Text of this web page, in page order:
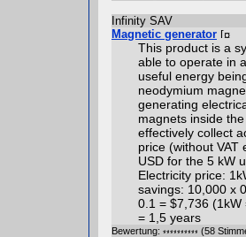
Infinity SAV
Magnetic generator
This product is a
able to operate in
useful energy
neodymium
generating
magnets inside
effectively collect
price (without
USD for the 5 kW
Electricity price:
savings: 10,000 x
0.1 = $7,736
= 1,5 years
Bewertung: (58